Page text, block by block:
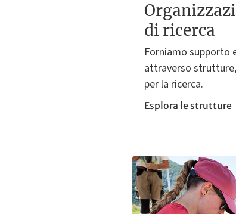
di ricerca
Forniamo supporto
attraverso
per la ricerca.
Esplora le strutture